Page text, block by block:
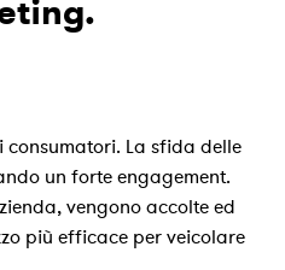
La sfida delle
un forte engagement.
vengono accolte ed
più efficace per veicolare